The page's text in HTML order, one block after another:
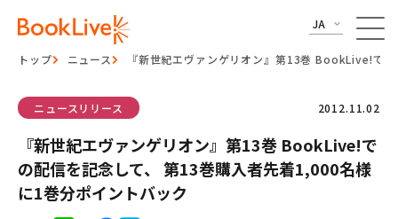
JA
トップ ニュース 『新世紀エヴァンゲリオン』第13巻 BookLive!で
ニュースリリース 2012.11.02
『新世紀エヴァンゲリオン』第13巻 BookLive!で
の配信を記念して、 第13巻購入者先着1,000名様
に1巻分ポイントバック